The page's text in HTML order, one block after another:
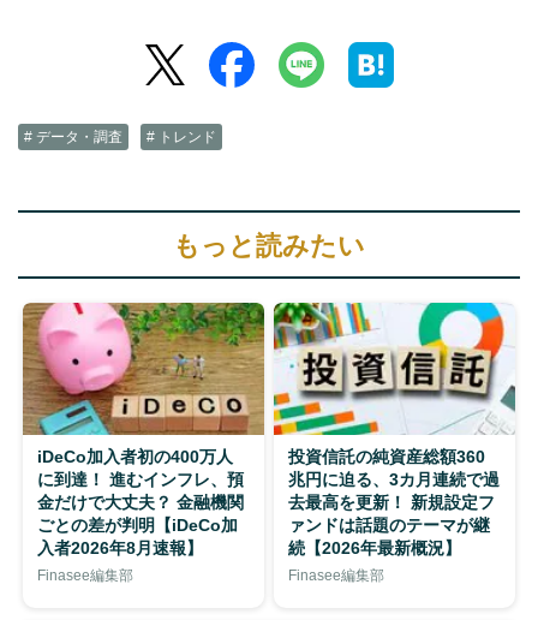
# データ・調査 # トレンド
もっと読みたい
iDeCo加入者初の400万人
に到達！ 進むインフレ、預
金だけで大丈夫？ 金融機関
ごとの差が判明【iDeCo加
入者2026年8月速報】
Finasee編集部
投資信託の純資産総額360
兆円に迫る、3カ月連続で過
去最高を更新！ 新規設定フ
ァンドは話題のテーマが継
続【2026年最新概況】
Finasee編集部